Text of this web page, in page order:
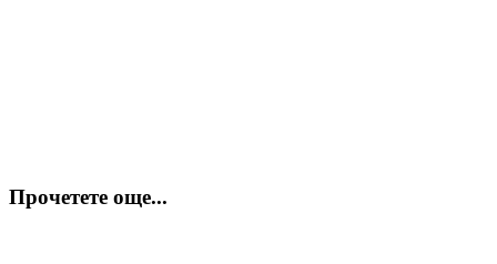
Прочетете още...